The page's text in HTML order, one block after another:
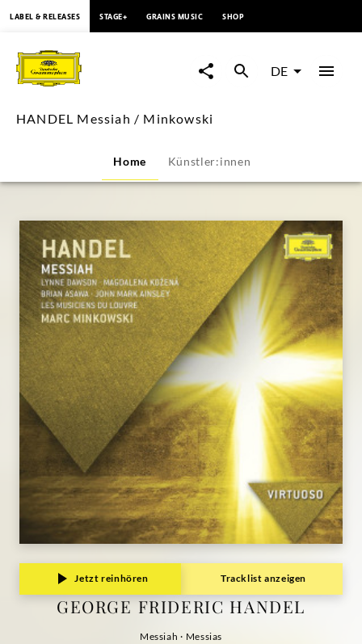
HANDEL
Messiah
Minkowski
|
Deutsche
Grammophon
LABEL & RELEASES STAGE+ GRAINS MUSIC SHOP
DE
HANDEL Messiah / Minkowski
Home Künstler:innen
Jetzt reinhören Tracklist anzeigen
GEORGE FRIDERIC HANDEL
Messiah · Messias